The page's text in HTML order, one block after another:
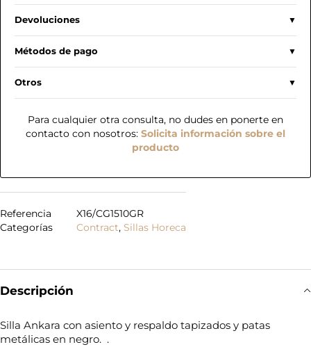
Devoluciones
Métodos de pago
Otros
Para cualquier otra consulta, no dudes en ponerte en
contacto con nosotros: Solicita información sobre el
producto
Referencia
X16/CG1510GR
Categorías
Contract, Sillas Horeca
Descripción
Silla Ankara con asiento y respaldo tapizados y patas
metálicas en negro. .